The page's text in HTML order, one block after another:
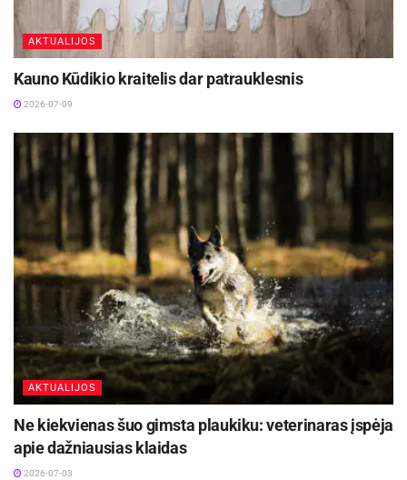
AKTUALIJOS
Kauno Kūdikio kraitelis dar patrauklesnis
2026-07-09
AKTUALIJOS
Ne kiekvienas šuo gimsta plaukiku: veterinaras įspėja
apie dažniausias klaidas
2026-07-03